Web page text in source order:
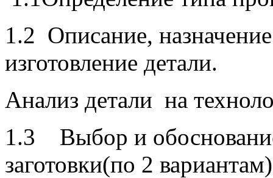
1.2 Описание,
изготовление детали.
Анализ детали на
1.3 Выбор и
заготовки(по 2